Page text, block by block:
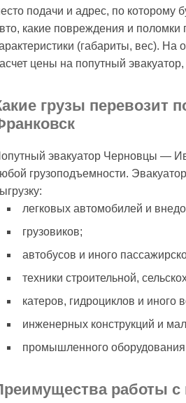
подачи и адрес, по которому
какие повреждения и поломки
(габариты, вес).
цены на попутный
грузы перевозит
эвакуатор Черновцы —
грузоподъемности.
легковых автомобилей и
грузовиков;
автобусов и иного
техники строительной,
катеров, гидроциклов и иного
инженерных конструкций и
промышленного
работы с